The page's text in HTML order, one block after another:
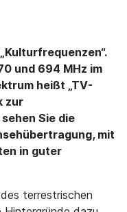
und 694 MHz im
heißt „TV-
zur
Sie die
mit
in guter
terrestrischen